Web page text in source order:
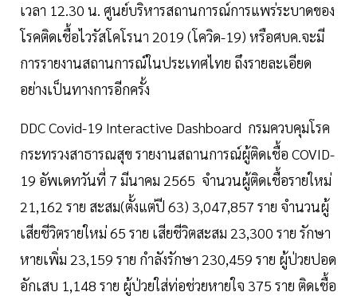
เวลา 12.30 น. ศูนย์บริหารสถานการณ์การแพร่ระบาดของ
โรคติดเชื้อไวรัสโคโรนา 2019 (โควิด-19) หรือศบค.จะมี
การรายงานสถานการณ์ในประเทศไทย ถึงรายละเอียด
อย่างเป็นทางการอีกครั้ง
DDC Covid-19 Interactive Dashboard กรมควบคุมโรค
กระทรวงสาธารณสุข รายงานสถานการณ์ผู้ติดเชื้อ COVID-
19 อัพเดทวันที่ 7 มีนาคม 2565 จำนวนผู้ติดเชื้อรายใหม่
21,162 ราย สะสม(ตั้งแต่ปี 63) 3,047,857 ราย จำนวนผู้
เสียชีวิตรายใหม่ 65 ราย เสียชีวิตสะสม 23,300 ราย รักษา
หายเพิ่ม 23,159 ราย กำลังรักษา 230,459 ราย ผู้ป่วยปอด
อักเสบ 1,148 ราย ผู้ป่วยใส่ท่อช่วยหายใจ 375 ราย ติดเชื้อ